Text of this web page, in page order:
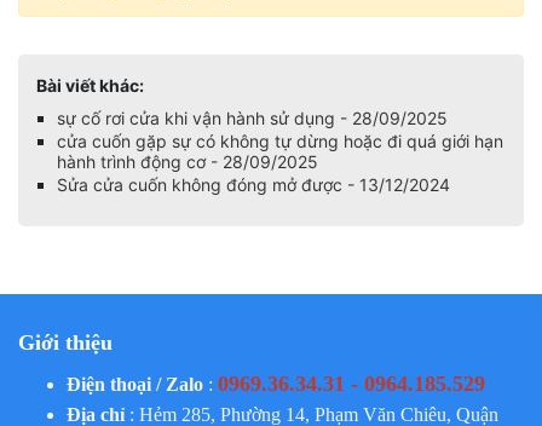
Bài viết khác:
sự cố rơi cửa khi vận hành sử dụng - 28/09/2025
cửa cuốn gặp sự có không tự dừng hoặc đi quá giới hạn
hành trình động cơ - 28/09/2025
Sửa cửa cuốn không đóng mở được - 13/12/2024
Giới thiệu
Điện thoại / Zalo : 0969.36.34.31 - 0964.185.529
Địa chỉ : Hẻm 285, Phường 14, Phạm Văn Chiêu, Quận